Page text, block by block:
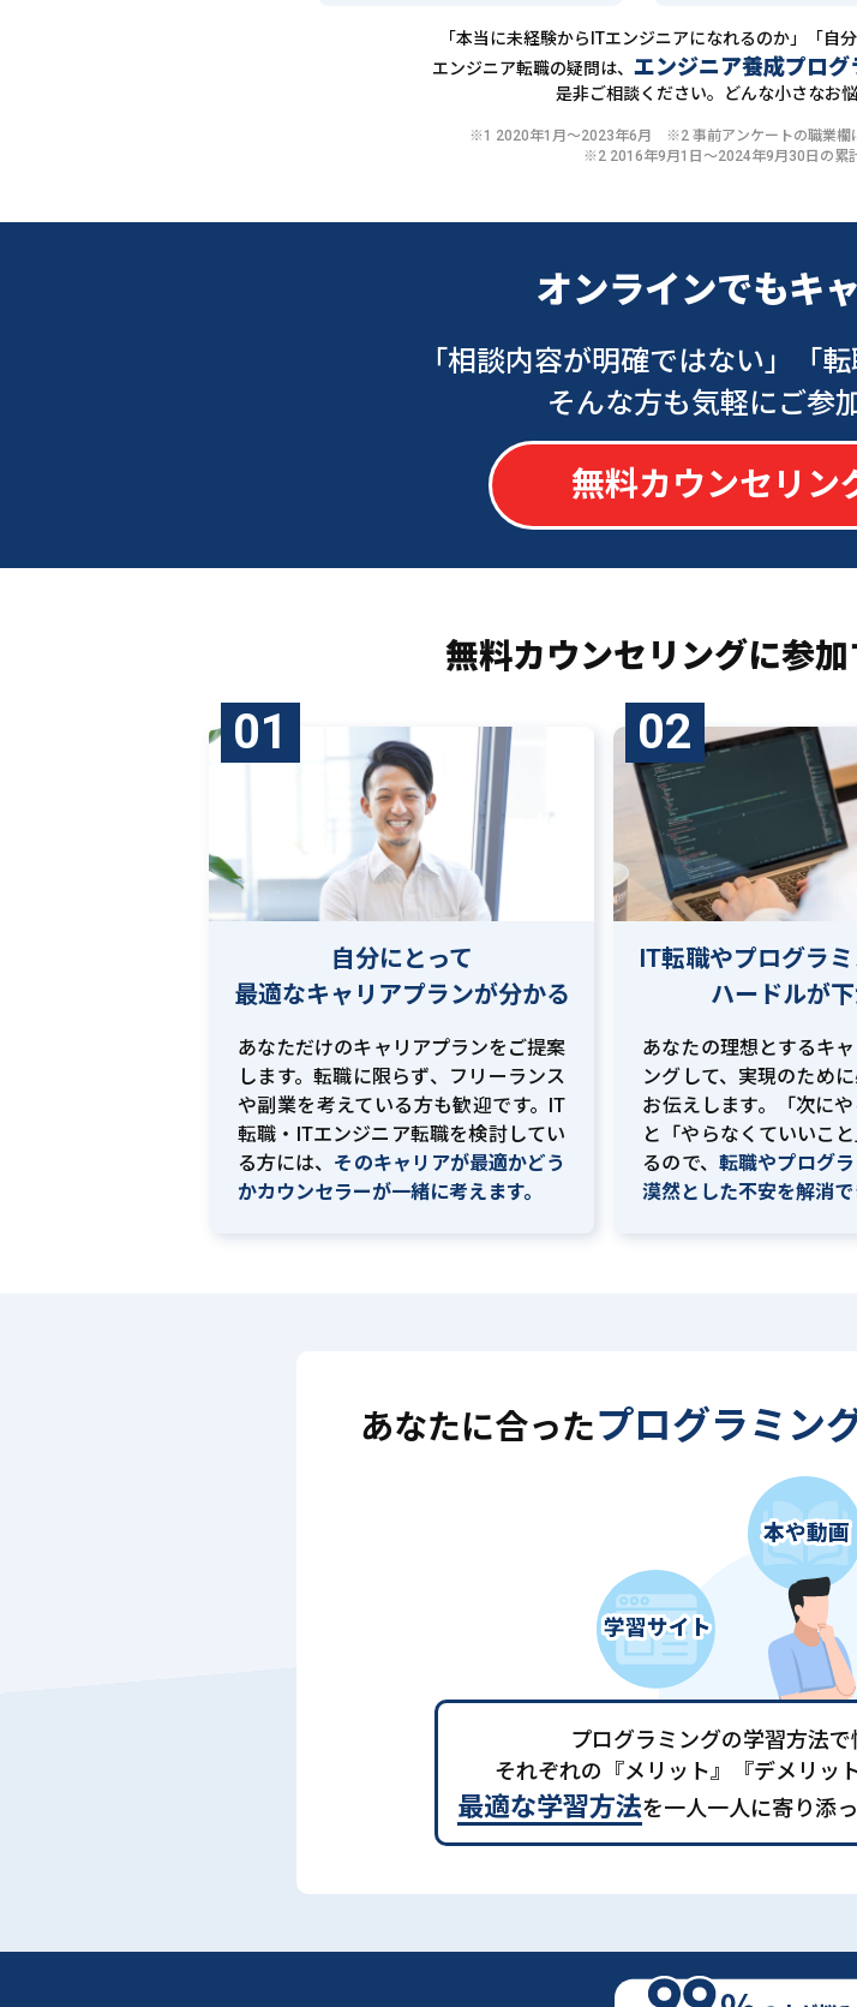
「本当に未経験からITエンジニアになれるのか」「自
エンジニア転職の疑問は、 エンジニア養成プログ
是非ご相談ください。どんな小さなお
※1 2020年1月〜2023年6月 ※2 事前アンケートの職業欄
※2 2016年9月1日〜2024年9月30日の累
オンラインでもキ
「相談内容が明確ではない」
「
そんな方も気軽にご参
無料カウンセリン
無料カウンセリングに参加
01
自分にとって
最適なキャリアプランが分かる
あなただけのキャリアプランをご提案
します。転職に限らず、フリーランス
や副業を考えている方も歓迎です。IT
転職・ITエンジニア転職を検討してい
る方には、 そのキャリアが最適かどう
かカウンセラーが一緒に考えます。
02
IT転職やプログラ
ハードルが
あなたの理想とするキ
ングして、実現のため
お伝えします。「次にや
と「やらなくていいこ
るので、 転職やプログ
漠然とした不安を解消で
あなたに合ったプログラミン
プログラミングの学習方法で
それぞれの『メリット』『デメリッ
最適な学習方法を一人一人に寄り添